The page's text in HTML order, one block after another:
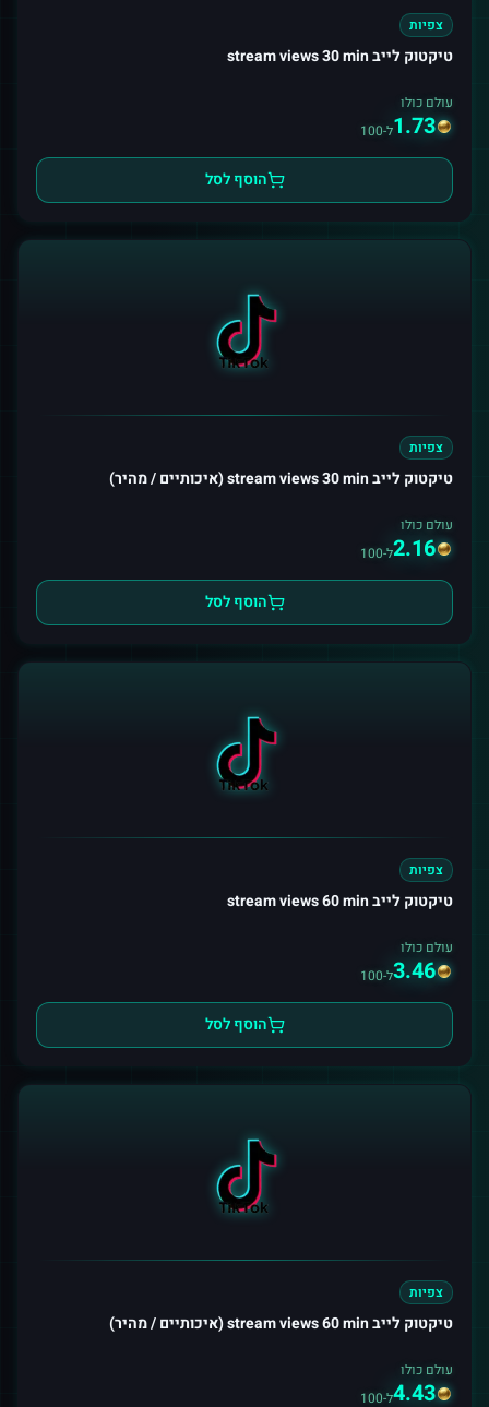
צפיות
טיקטוק לייב stream views 30 min
עולם כולו
1.73ל-100
הוסף לסל
צפיות
טיקטוק לייב stream views 30 min (איכותיים / מהיר)
עולם כולו
2.16ל-100
הוסף לסל
צפיות
טיקטוק לייב stream views 60 min
עולם כולו
3.46ל-100
הוסף לסל
צפיות
טיקטוק לייב stream views 60 min (איכותיים / מהיר)
עולם כולו
4.43ל-100